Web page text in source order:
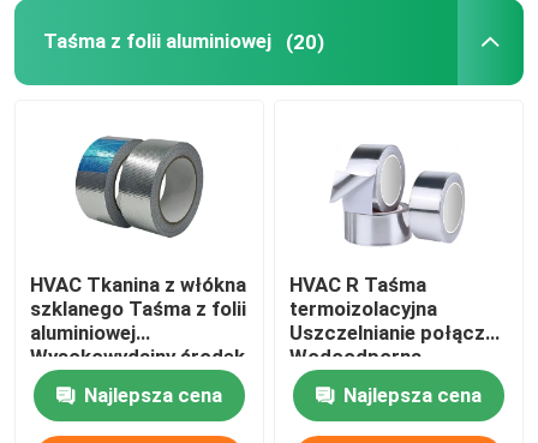
Taśma z folii aluminiowej (20)
HVAC Tkanina z włókna
szklanego Taśma z folii
aluminiowej
Wysokowydajny środek
zmniejszający palność
Najlepsza cena
HVAC R Taśma
termoizolacyjna
Uszczelnianie połączeń
Wodoodporna
uszczelka Taśma
samoprzylepna z folii
aluminiowej Sliver
Najlepsza cena